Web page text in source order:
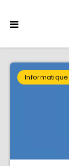
Informatique